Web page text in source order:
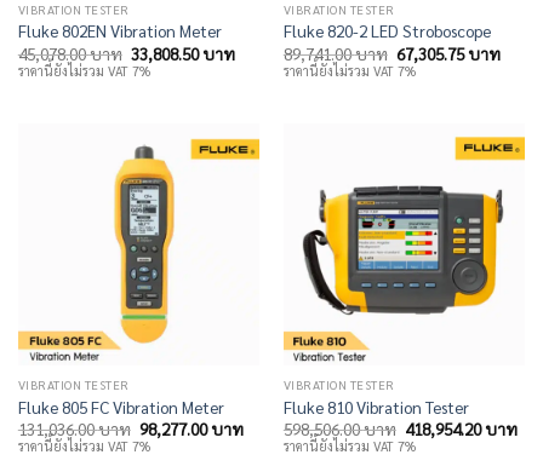
VIBRATION TESTER
Fluke 802EN Vibration Meter
45,078.00บาท Original
price
was:
33,808.50บาทCurrent
price
ราคานี้ยังไม่รวม VAT 7%
VIBRATION TESTER
Fluke 820-2 LED Stroboscope
89,741.00บาท Original
price
was:
67,305.75บาท
price
ราคานี้ยังไม่รวม VAT 7%
VIBRATION TESTER
Fluke 805 FC Vibration Meter
131,036.00บาท Original
price
was:
98,277.00บาทCurrent
price
ราคานี้ยังไม่รวม VAT 7%
VIBRATION TESTER
Fluke 810 Vibration Tester
598,506.00บาท Original
price
was:
418,954.20บาท
ราคานี้ยังไม่รวม VAT 7%